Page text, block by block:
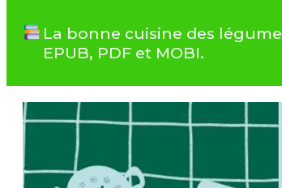
La bonne cuisine des
EPUB, PDF et MOBI.